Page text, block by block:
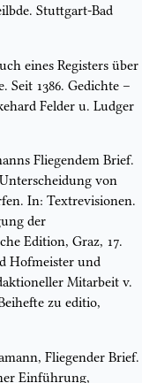
Stuttgart-Bad
eines Registers über
Seit 1386. Gedichte –
Felder u. Ludger
Fliegendem Brief.
von
In: Textrevisionen.
der
Edition, Graz, 17.
Hofmeister und
Mitarbeit v.
zu editio,
Fliegender Brief.
Einführung,